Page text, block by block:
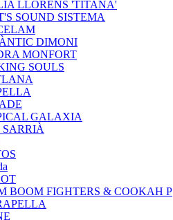
LLORENS 'TITANA'
SOUND SISTEMA
DIMONI
MONFORT
SOULS
GALAXIA
BOOM FIGHTERS & COOKAH P